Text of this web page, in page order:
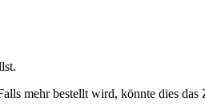
mehr bestellt wird, könnte dies das